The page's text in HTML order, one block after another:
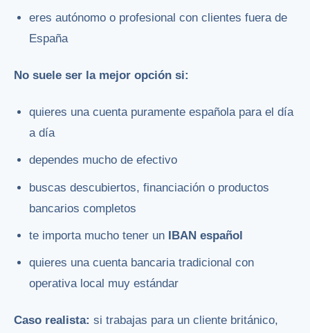
eres autónomo o profesional con clientes fuera de
España
No suele ser la mejor opción si:
quieres una cuenta puramente española para el día
a día
dependes mucho de efectivo
buscas descubiertos, financiación o productos
bancarios completos
te importa mucho tener un IBAN español
quieres una cuenta bancaria tradicional con
operativa local muy estándar
Caso realista: si trabajas para un cliente británico,